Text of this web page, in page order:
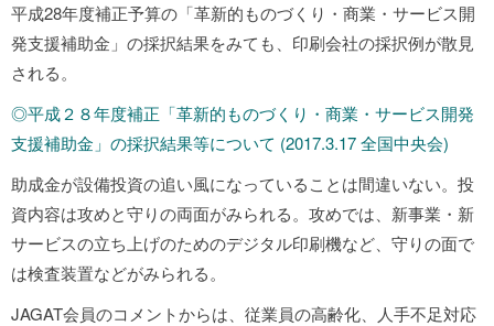
平成28年度補正予算の「革新的ものづくり・商業・サービス開
発支援補助金」の採択結果をみても、印刷会社の採択例が散見
される。
◎平成２８年度補正「革新的ものづくり・商業・サービス開発
支援補助金」の採択結果等について (2017.3.17 全国中央会)
助成金が設備投資の追い風になっていることは間違いない。投
資内容は攻めと守りの両面がみられる。攻めでは、新事業・新
サービスの立ち上げのためのデジタル印刷機など、守りの面で
は検査装置などがみられる。
JAGAT会員のコメントからは、従業員の高齢化、人手不足対応